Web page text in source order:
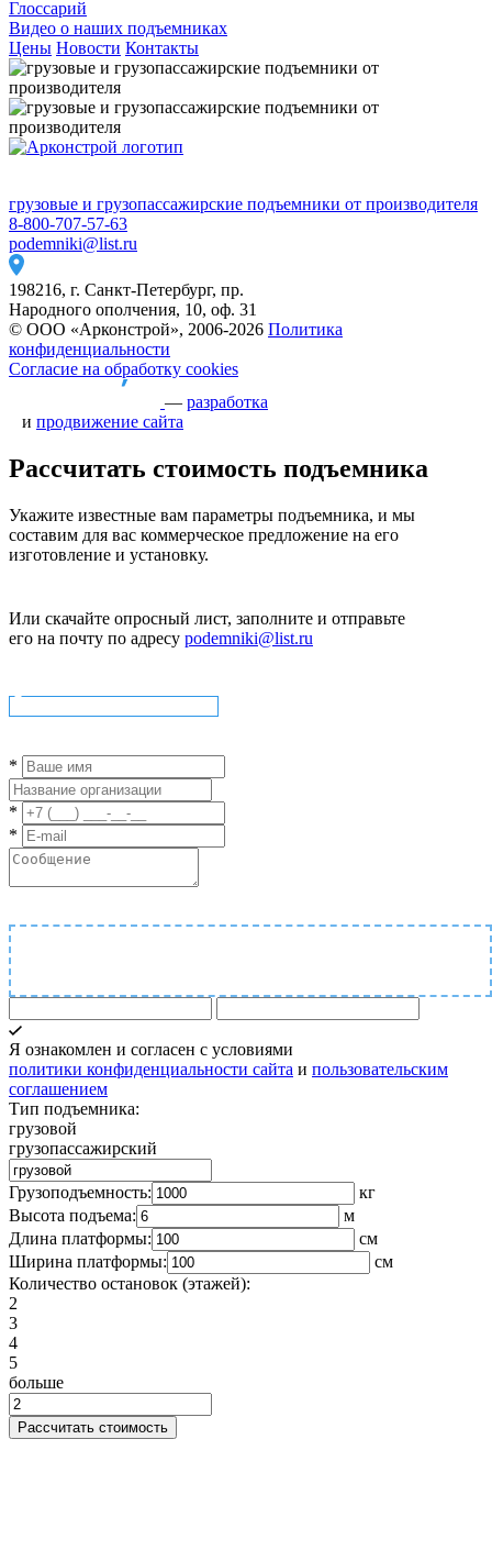
Глоссарий
Видео о наших подъемниках
Цены Новости Контакты
грузовые и грузопассажирские подъемники от производителя
8-800-707-57-63
podemniki@list.ru
198216, г. Санкт-Петербург, пр.
Народного ополчения, 10, оф. 31
© ООО «Арконстрой», 2006-2026 Политика
конфиденциальности
Согласие на обработку cookies
— разработка
и продвижение сайта
Рассчитать стоимость подъемника
Укажите известные вам параметры подъемника, и мы
составим для вас коммерческое предложение на его
изготовление и установку.
Или скачайте опросный лист, заполните и отправьте
его на почту по адресу podemniki@list.ru
*
*
*
Я ознакомлен и согласен с условиями
политики конфиденциальности сайта и пользовательским
соглашением
Тип подъемника:
грузовой
грузопассажирский
Грузоподъемность:
кг
Высота подъема:
м
Длина платформы:
cм
Ширина платформы:
см
Количество остановок (этажей):
2
3
4
5
больше